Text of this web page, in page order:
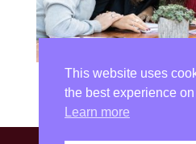
This website uses
the best experience
Learn more